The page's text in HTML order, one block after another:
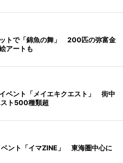
トで「錦魚の舞」 200匹の弥富金
アートも
ベント「メイエキクエスト」 街中
ト500種類超
ント「イマZINE」 東海圏中心に